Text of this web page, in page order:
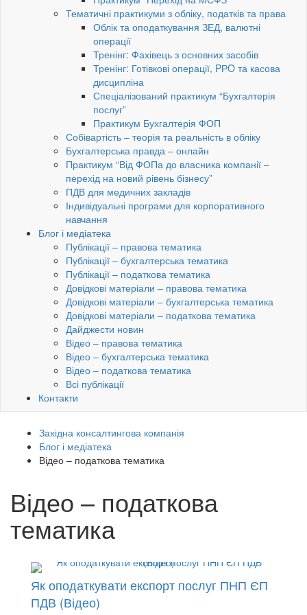
Тематичні практикуми з обліку, податків та права
Облік та оподаткування ЗЕД, валютні
операції
Тренінг: Фахівець з основних засобів
Тренінг: Готівкові операції, PРO та касова
дисципліна
Спеціалізований практикум “Бухгалтерія
послуг”
Практикум Бухгалтерія ФОП
Собівартість – теорія та реальність в обліку
Бухгалтерська правда – онлайн
Практикум “Від ФОПа до власника компанії –
перехід на новий рівень бізнесу”
ПДВ для медичних закладів
Індивідуальні програми для корпоративного
навчання
Блог і медіатека
Публікації – правова тематика
Публікації – бухгалтерська тематика
Публікації – податкова тематика
Довідкові матеріали – правова тематика
Довідкові матеріали – бухгалтерська тематика
Довідкові матеріали – податкова тематика
Дайджести новин
Відео – правова тематика
Відео – бухгалтерська тематика
Відео – податкова тематика
Всі публікації
Контакти
Західна консалтингова компанія
Блог і медіатека
Відео – податкова тематика
Відео – податкова
тематика
Як оподаткувати експорт послуг ПНП ЄП
ПДВ (Відео)